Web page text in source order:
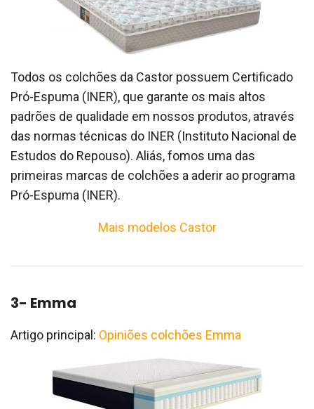
Todos os colchões da Castor possuem Certificado
Pró-Espuma (INER), que garante os mais altos
padrões de qualidade em nossos produtos, através
das normas técnicas do INER (Instituto Nacional de
Estudos do Repouso). Aliás, fomos uma das
primeiras marcas de colchões a aderir ao programa
Pró-Espuma (INER).
Mais modelos Castor
3- Emma
Artigo principal: Opiniões colchões Emma